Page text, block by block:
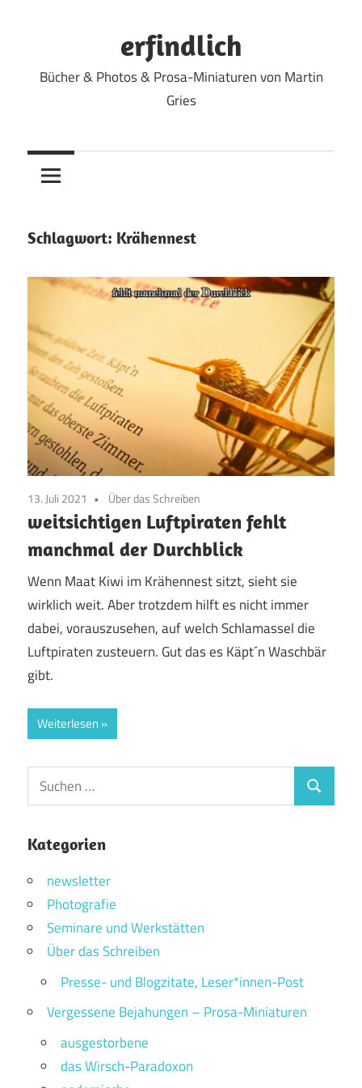
erfindlich
Bücher & Photos & Prosa-Miniaturen von Martin
Gries
Schlagwort: Krähennest
13. Juli 2021 Über das Schreiben
weitsichtigen Luftpiraten fehlt
manchmal der Durchblick
Wenn Maat Kiwi im Krähennest sitzt, sieht sie
wirklich weit. Aber trotzdem hilft es nicht immer
dabei, vorauszusehen, auf welch Schlamassel die
Luftpiraten zusteuern. Gut das es Käpt´n Waschbär
gibt.
Weiterlesen
Suchen
nach:
Suchen
Kategorien
newsletter
Photografie
Seminare und Werkstätten
Über das Schreiben
Presse- und Blogzitate, Leser*innen-Post
Vergessene Bejahungen – Prosa-Miniaturen
ausgestorbene
das Wirsch-Paradoxon